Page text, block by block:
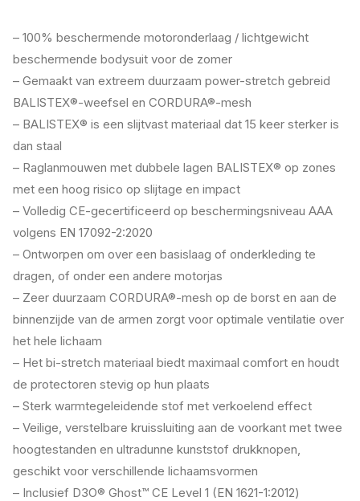
– 100% beschermende motoronderlaag / lichtgewicht
beschermende bodysuit voor de zomer
– Gemaakt van extreem duurzaam power-stretch gebreid
BALISTEX®-weefsel en CORDURA®-mesh
– BALISTEX® is een slijtvast materiaal dat 15 keer sterker is
dan staal
– Raglanmouwen met dubbele lagen BALISTEX® op zones
met een hoog risico op slijtage en impact
– Volledig CE-gecertificeerd op beschermingsniveau AAA
volgens EN 17092-2:2020
– Ontworpen om over een basislaag of onderkleding te
dragen, of onder een andere motorjas
– Zeer duurzaam CORDURA®-mesh op de borst en aan de
binnenzijde van de armen zorgt voor optimale ventilatie over
het hele lichaam
– Het bi-stretch materiaal biedt maximaal comfort en houdt
de protectoren stevig op hun plaats
– Sterk warmtegeleidende stof met verkoelend effect
– Veilige, verstelbare kruissluiting aan de voorkant met twee
hoogtestanden en ultradunne kunststof drukknopen,
geschikt voor verschillende lichaamsvormen
– Inclusief D3O® Ghost™ CE Level 1 (EN 1621-1:2012)